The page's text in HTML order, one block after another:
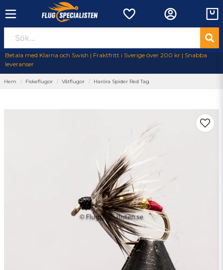
Betala med Klarna och Swish | Fraktfritt i Sverige över 200 kr | Snabba
leveranser
Hem Fiskeflugor Våtflugor Haröra Spider Red Tag